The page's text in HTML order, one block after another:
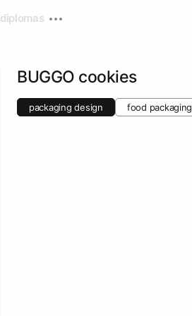
diplomas
BUGGO cookies
packaging design food packaging